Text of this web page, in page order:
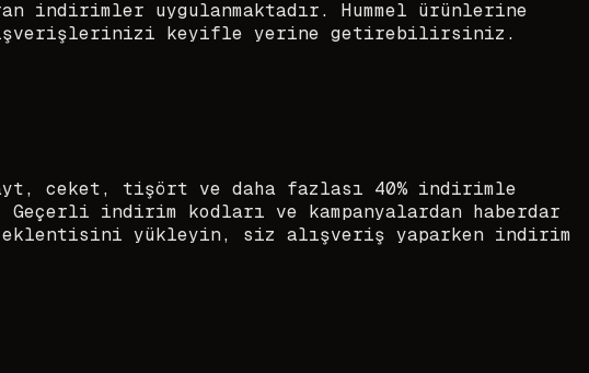
indirimler uygulanmaktadır. Hummel ürünlerine
keyifle yerine getirebilirsiniz.
ceket, tişört ve daha fazlası 40% indirimle
indirim kodları ve kampanyalardan haberdar
eklentisini yükleyin, siz alışveriş yaparken indirim